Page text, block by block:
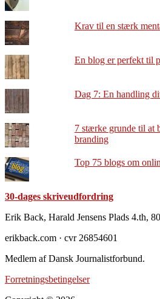
Krav til en stærk
En blog er perfekt til
Dag 7: En handling
7 stærke grunde til at
branding
Top 75 blogs om
30-dages skriveudfordring
Footer
Erik Back, Harald Jensens Plads 4.th,
erikback.com · cvr 26854601
Medlem af Dansk Journalistforbund.
Forretningsbetingelser